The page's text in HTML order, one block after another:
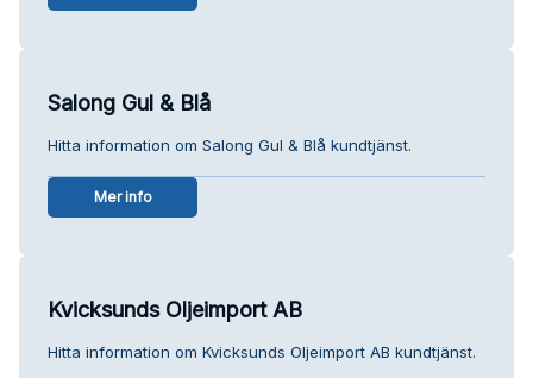
Salong Gul & Blå
Hitta information om Salong Gul & Blå kundtjänst.
Mer info
Kvicksunds Oljeimport AB
Hitta information om Kvicksunds Oljeimport AB kundtjänst.